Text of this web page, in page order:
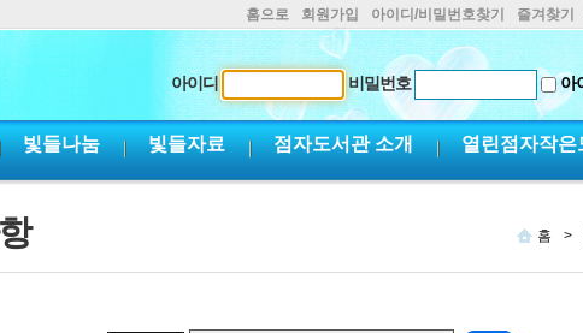
홈으로 회원가입 아이디/비밀번호찾기 즐겨찾기
아이디 비밀번호 아
빛들나눔 빛들자료 점자도서관 소개 열린점자작은
홈 >